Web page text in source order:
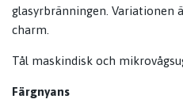
glasyrbränningen. Variationen
charm.
Tål maskindisk och
Färgnyans